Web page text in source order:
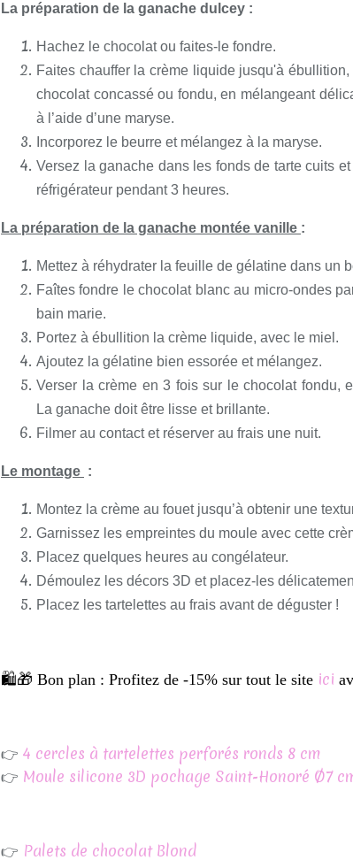
La préparation de la ganache dulcey :
Hachez le chocolat ou faites-le fondre.
Faites chauffer la crème liquide jusqu'à
chocolat concassé ou fondu, en mélangeant
à l’aide d’une maryse.
Incorporez le beurre et mélangez à la maryse.
Versez la ganache dans les fonds de tarte cuits
réfrigérateur pendant 3 heures.
La préparation de la ganache montée vanille :
Mettez à réhydrater la feuille de gélatine dans un
Faîtes fondre le chocolat blanc au micro-ondes
bain marie.
Portez à ébullition la crème liquide, avec le miel.
Ajoutez la gélatine bien essorée et mélangez.
Verser la crème en 3 fois sur le chocolat fondu,
La ganache doit être lisse et brillante.
Filmer au contact et réserver au frais une nuit.
Le montage :
Montez la crème au fouet jusqu’à obtenir une
Garnissez les empreintes du moule avec cette
Placez quelques heures au congélateur.
Démoulez les décors 3D et placez-les
Placez les tartelettes au frais avant de déguster !
🛍🎁 Bon plan : Profitez de -15% sur tout le site ici
👉 4 cercles à tartelettes perforés ronds 8 cm
👉 Moule silicone 3D pochage Saint-Honoré Ø7
👉 Palets de chocolat Blond